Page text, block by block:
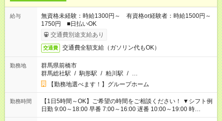
給与
無資格未経験：時給1300円～ 有資格or経験者：時給1500円～
1750円 ■日払いOK
交通費別途支給あり
交通費 交通費全額支給（ガソリン代もOK）
勤務地
群馬県前橋市
群馬総社駅 / 駒形駅 / 粕川駅 / …
【勤務地選べます！】グループホーム
勤務時間
【1日5時間～OK】ご希望の時間をご相談ください！ ▼シフト例
日勤 9:00～18:00 早番 7:00～16:00 遅番 10:00～19:00 時
短 10:00～15:00 上記はあくまで一例です。 「夕方までには帰宅